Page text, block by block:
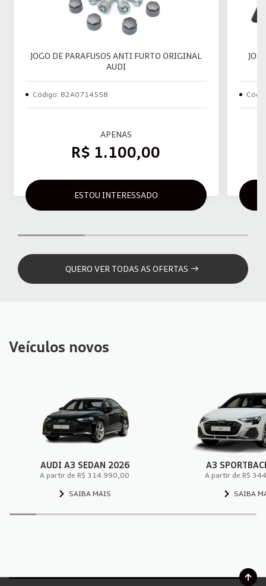
JOGO DE PARAFUSOS ANTI FURTO ORIGINAL
AUDI
Código: 82A0714558
APENAS
R$ 1.100,00
ESTOU INTERESSADO
QUERO VER TODAS AS OFERTAS
Veículos novos
AUDI A3 SEDAN 2026
A partir de R$ 314.990,00
SAIBA MAIS
A3
A partir de R$
SAIBA